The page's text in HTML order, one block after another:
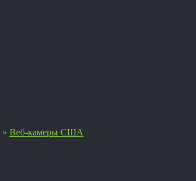
» Веб-камеры США